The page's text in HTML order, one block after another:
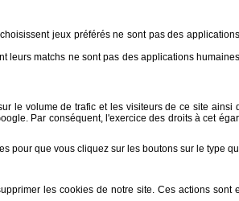
jeux préférés ne sont pas des
matchs ne sont pas des applications
le volume de trafic et les visiteurs de ce site
Par conséquent, l'exercice des droits à cet
pour que vous cliquez sur les boutons sur le type
les cookies de notre site. Ces actions sont